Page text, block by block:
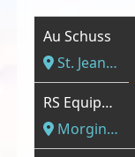
Au Schuss
St. Jean d´Aulps, Hochsavoyen
RS Equipement
Morgins, Hochsavoyen